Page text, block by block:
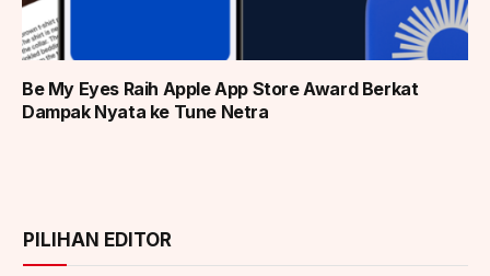
Be My Eyes Raih Apple App Store Award Berkat
Dampak Nyata ke Tune Netra
PILIHAN EDITOR